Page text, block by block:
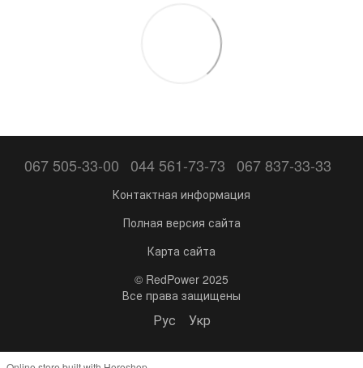
067 505-33-00 044 561-73-73 067 837-33-33
Контактная информация
Полная версия сайта
Карта сайта
© RedPower 2025
Все права защищены
Рус Укр